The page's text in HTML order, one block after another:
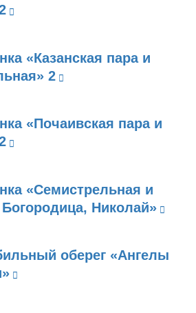
«Казанская пара и
2
«Почаивская пара и
«Семистрельная и
Богородица, Николай»
оберег «Ангелы